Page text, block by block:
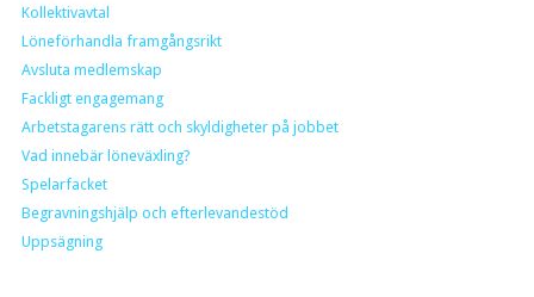
Kollektivavtal
Löneförhandla framgångsrikt
Avsluta medlemskap
Fackligt engagemang
Arbetstagarens rätt och skyldigheter på jobbet
Vad innebär löneväxling?
Spelarfacket
Begravningshjälp och efterlevandestöd
Uppsägning